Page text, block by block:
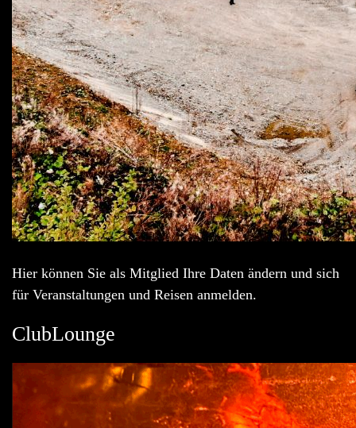
Hier können Sie als Mitglied Ihre Daten ändern und sich
für Veranstaltungen und Reisen anmelden.
ClubLounge